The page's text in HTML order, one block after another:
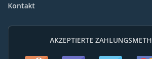
Kontakt
AKZEPTIERTE